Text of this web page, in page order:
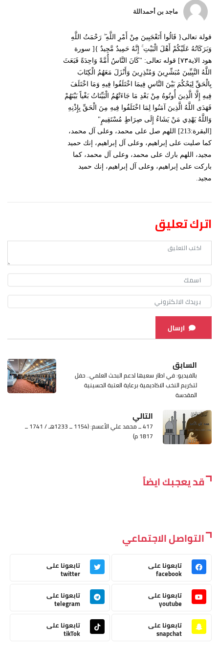
ماجد بن أحمداللة
قولة تعالى{ قَالُوا أَتَعْجَبِينَ مِنْ أَمْرِ اللَّهِ ۖ رَحْمَتُ اللَّهِ
وَبَرَكَاتُهُ عَلَيْكُمْ أَهْلَ الْبَيْتِ ۚ إِنَّهُ حَمِيدٌ مَّجِيدٌ }[ سورة
هود الاية٧٣] قوله تعالى: "كَانَ النَّاسُ أُمَّةً وَاحِدَةً فَبَعَثَ
اللَّهُ النَّبِيِّينَ مُبَشِّرِينَ وَمُنْذِرِينَ وَأَنْزَلَ مَعَهُمُ الْكِتَابَ
بِالْحَقِّ لِيَحْكُمَ بَيْنَ النَّاسِ فِيمَا اخْتَلَفُوا فِيهِ وَمَا اخْتَلَفَ
فِيهِ إِلَّا الَّذِينَ أُوتُوهُ مِنْ بَعْدِ مَا جَاءَتْهُمُ الْبَيِّنَاتُ بَغْياً بَيْنَهُمْ
فَهَدَى اللَّهُ الَّذِينَ آمَنُوا لِمَا اخْتَلَفُوا فِيهِ مِنَ الْحَقِّ بِإِذْنِهِ
وَاللَّهُ يَهْدِي مَنْ يَشَاءُ إِلَى صِرَاطٍ مُسْتَقِيمٍ"
[البقرة:213] اللهم صل على محمد، وعلى آل محمد،
كما صليت على إبراهيم، وعلى آل إبراهيم، إنك حميد
مجيد، اللهم بارك على محمد، وعلى آل محمد، كما
باركت على إبراهيم، وعلى آل إبراهيم، إنك حميد
مجيد.
اترك تعليق
ارسال
السابق
بالفيديو: في اطار سعيها لدعم البحث العلمي.. حفل
لتكريم النخب الاكاديمية برعاية العتبة الحسينية
المقدسة
التالي
417 ــ محمد علي الأعسم: (1154 ــ 1233هـ / 1741 ــ
1817 م)
قد يعجبك ايضاً
التواصل الاجتماعي
تابعونا على
facebook
تابعونا على
twitter
تابعونا على
youtube
تابعونا على
telegram
تابعونا على
snapchat
تابعونا على
tikTok